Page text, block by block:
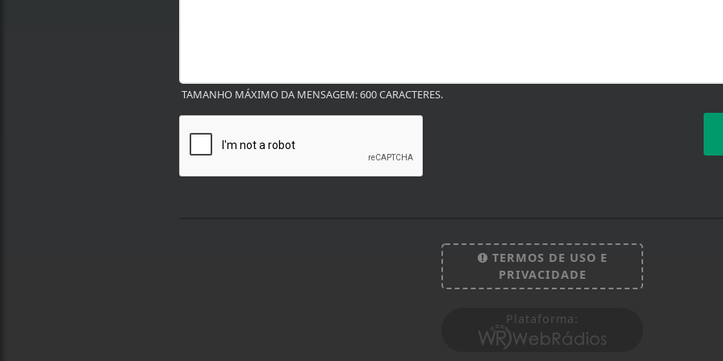
TAMANHO MÁXIMO DA MENSAGEM: 600 CARACTERES.
TERMOS DE USO E
PRIVACIDADE
Plataforma:
Esse site utiliza cookies para melhorar sua experiência de navegação. Ao continuar o acesso,